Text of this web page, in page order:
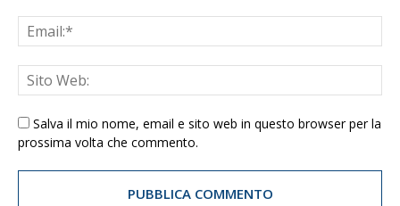
Salva il mio nome, email e sito web in questo browser per la
prossima volta che commento.